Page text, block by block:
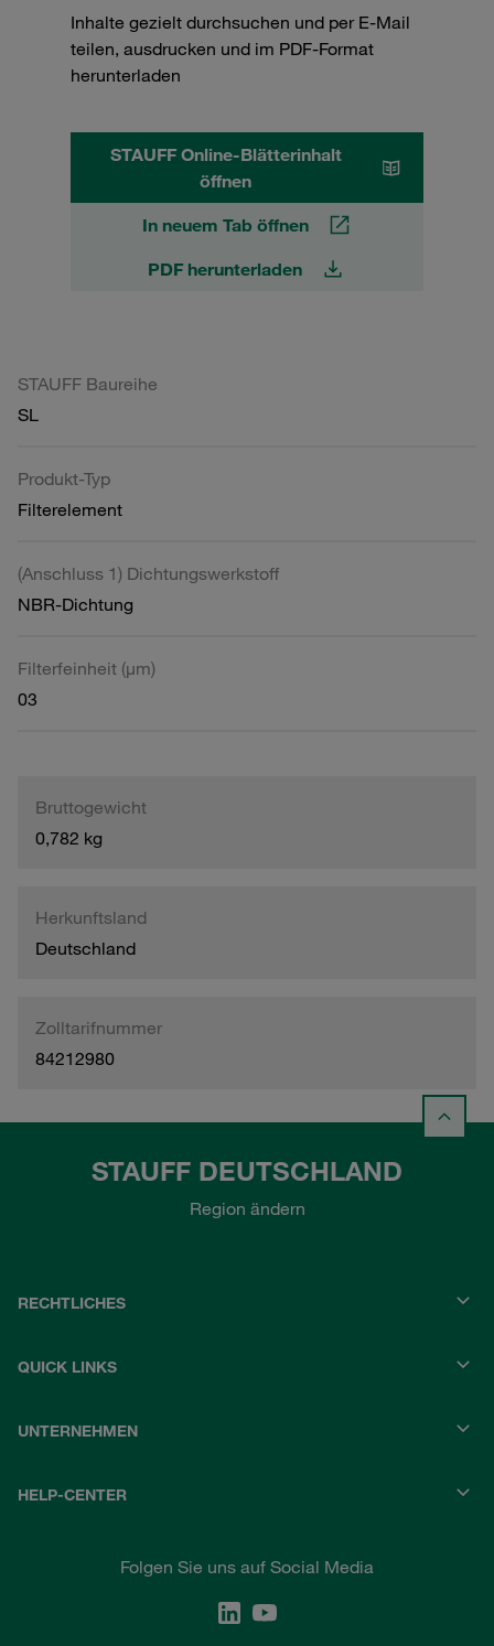
Inhalte gezielt durchsuchen und per E-Mail
teilen, ausdrucken und im PDF-Format
herunterladen
STAUFF Online-Blätterinhalt
öffnen
In neuem Tab öffnen
PDF herunterladen
STAUFF Baureihe
SL
Produkt-Typ
Filterelement
(Anschluss 1) Dichtungswerkstoff
NBR-Dichtung
Filterfeinheit (µm)
03
Bruttogewicht
0,782 kg
Herkunftsland
Deutschland
Zolltarifnummer
84212980
STAUFF DEUTSCHLAND
Region ändern
RECHTLICHES
QUICK LINKS
UNTERNEHMEN
HELP-CENTER
Folgen Sie uns auf Social Media